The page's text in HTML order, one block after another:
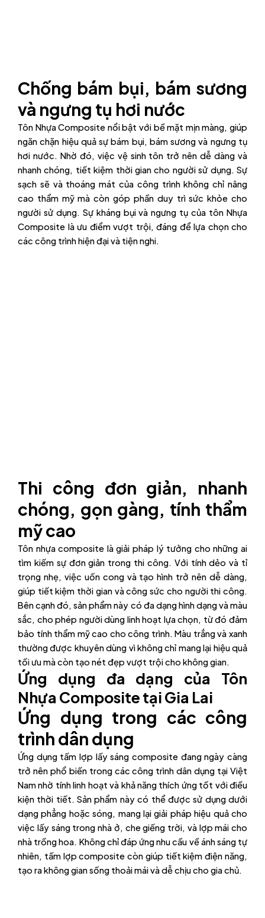
Chống bám bụi, bám sương
và ngưng tụ hơi nước
Tôn Nhựa Composite nổi bật với bề mặt mịn màng, giúp
ngăn chặn hiệu quả sự bám bụi, bám sương và ngưng tụ
hơi nước. Nhờ đó, việc vệ sinh tôn trở nên dễ dàng và
nhanh chóng, tiết kiệm thời gian cho người sử dụng. Sự
sạch sẽ và thoáng mát của công trình không chỉ nâng
cao thẩm mỹ mà còn góp phần duy trì sức khỏe cho
người sử dụng. Sự kháng bụi và ngưng tụ của tôn Nhựa
Composite là ưu điểm vượt trội, đáng để lựa chọn cho
các công trình hiện đại và tiện nghi.
Thi công đơn giản, nhanh
chóng, gọn gàng, tính thẩm
mỹ cao
Tôn nhựa composite là giải pháp lý tưởng cho những ai
tìm kiếm sự đơn giản trong thi công. Với tính dẻo và tỉ
trọng nhẹ, việc uốn cong và tạo hình trở nên dễ dàng,
giúp tiết kiệm thời gian và công sức cho người thi công.
Bên cạnh đó, sản phẩm này có đa dạng hình dạng và màu
sắc, cho phép người dùng linh hoạt lựa chọn, từ đó đảm
bảo tính thẩm mỹ cao cho công trình. Màu trắng và xanh
thường được khuyên dùng vì không chỉ mang lại hiệu quả
tối ưu mà còn tạo nét đẹp vượt trội cho không gian.
Ứng dụng đa dạng của Tôn
Nhựa Composite tại Gia Lai
Ứng dụng trong các công
trình dân dụng
Ứng dụng tấm lợp lấy sáng composite đang ngày càng
trở nên phổ biến trong các công trình dân dụng tại Việt
Nam nhờ tính linh hoạt và khả năng thích ứng tốt với điều
kiện thời tiết. Sản phẩm này có thể được sử dụng dưới
dạng phẳng hoặc sóng, mang lại giải pháp hiệu quả cho
việc lấy sáng trong nhà ở, che giếng trời, và lợp mái cho
nhà trồng hoa. Không chỉ đáp ứng nhu cầu về ánh sáng tự
nhiên, tấm lợp composite còn giúp tiết kiệm điện năng,
tạo ra không gian sống thoải mái và dễ chịu cho gia chủ.